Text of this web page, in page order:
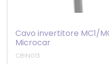
Cavo invertitore MC1/
Microcar
CBIN013